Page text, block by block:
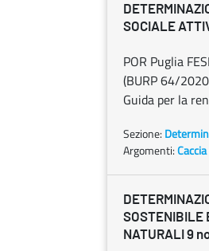
SOCIALE
POR Puglia
(BURP 64/
Guida per la
Sezione:
Argomenti:
SOSTENIBILE
NATURALI 9